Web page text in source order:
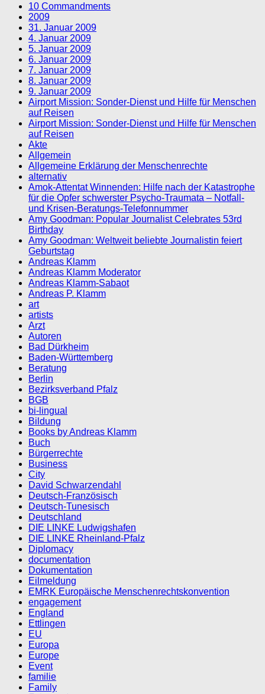
10 Commandments
2009
31. Januar 2009
4. Januar 2009
5. Januar 2009
6. Januar 2009
7. Januar 2009
8. Januar 2009
9. Januar 2009
Airport Mission: Sonder-Dienst und Hilfe für Menschen
auf Reisen
Airport Mission: Sonder-Dienst und Hilfe für Menschen
auf Reisen
Akte
Allgemein
Allgemeine Erklärung der Menschenrechte
alternativ
Amok-Attentat Winnenden: Hilfe nach der Katastrophe
für die Opfer schwerster Psycho-Traumata – Notfall-
und Krisen-Beratungs-Telefonnummer
Amy Goodman: Popular Journalist Celebrates 53rd
Birthday
Amy Goodman: Weltweit beliebte Journalistin feiert
Geburtstag
Andreas Klamm
Andreas Klamm Moderator
Andreas Klamm-Sabaot
Andreas P. Klamm
art
artists
Arzt
Autoren
Bad Dürkheim
Baden-Württemberg
Beratung
Berlin
Bezirksverband Pfalz
BGB
bi-lingual
Bildung
Books by Andreas Klamm
Buch
Bürgerrechte
Business
City
David Schwarzendahl
Deutsch-Französisch
Deutsch-Tunesisch
Deutschland
DIE LINKE Ludwigshafen
DIE LINKE Rheinland-Pfalz
Diplomacy
documentation
Dokumentation
Eilmeldung
EMRK Europäische Menschenrechtskonvention
engagement
England
Ettlingen
EU
Europa
Europe
Event
familie
Family